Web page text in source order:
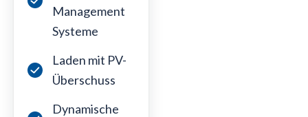
Management
Systeme
Laden mit PV-
Überschuss
Dynamische